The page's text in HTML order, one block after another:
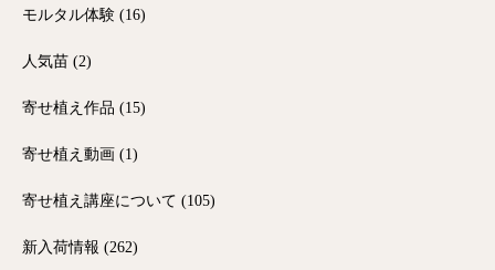
モルタル体験 (16)
人気苗 (2)
寄せ植え作品 (15)
寄せ植え動画 (1)
寄せ植え講座について (105)
新入荷情報 (262)